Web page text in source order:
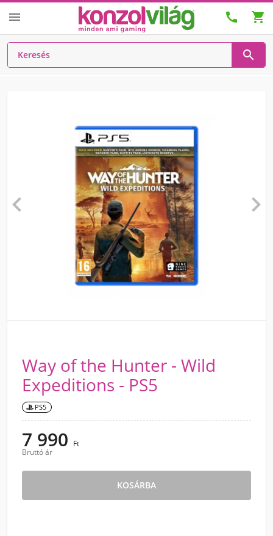
  

 
Way of the Hunter - Wild
Expeditions - PS5
PS5
7 990 Ft
Bruttó ár
KOSÁRBA